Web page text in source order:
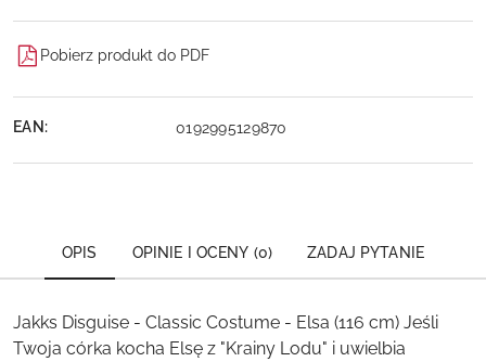
Pobierz produkt do PDF
EAN: 0192995129870
OPIS OPINIE I OCENY (0) ZADAJ PYTANIE
Jakks Disguise - Classic Costume - Elsa (116 cm) Jeśli
Twoja córka kocha Elsę z "Krainy Lodu" i uwielbia